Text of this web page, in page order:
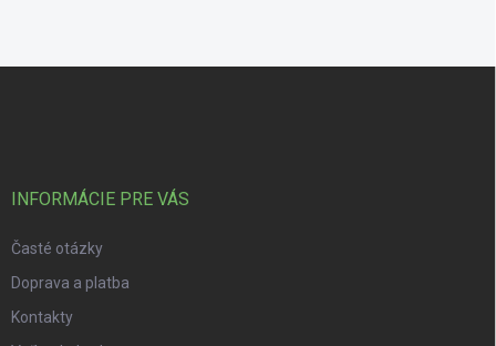
INFORMÁCIE PRE VÁS
Časté otázky
Doprava a platba
Kontakty